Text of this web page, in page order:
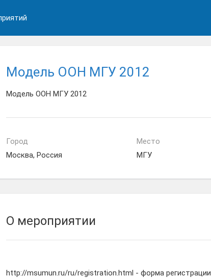
Модель ООН МГУ 2012
Модель ООН МГУ 2012
Город
Москва, Россия
Место
МГУ
О мероприятии
http://msumun.ru/ru/registration.html - форма регистрации